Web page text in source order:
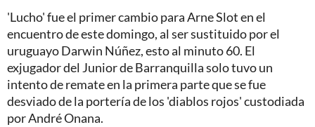
'Lucho' fue el primer cambio para Arne Slot en el
encuentro de este domingo, al ser sustituido por el
uruguayo Darwin Núñez, esto al minuto 60. El
exjugador del Junior de Barranquilla solo tuvo un
intento de remate en la primera parte que se fue
desviado de la portería de los 'diablos rojos' custodiada
por André Onana.